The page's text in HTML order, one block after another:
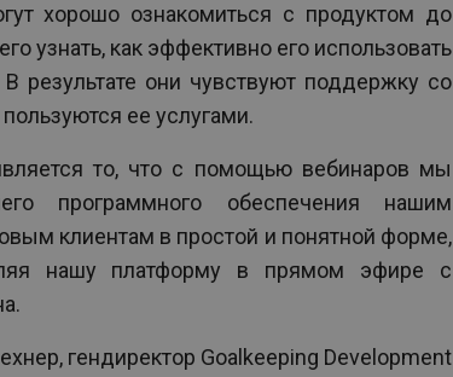
хорошо ознакомиться с продуктом до
узнать, как эффективно его использовать
результате они чувствуют поддержку со
ее услугами.
то, что с помощью вебинаров мы
программного обеспечения нашим
клиентам в простой и понятной форме,
нашу платформу в прямом эфире с
гендиректор Goalkeeping Development